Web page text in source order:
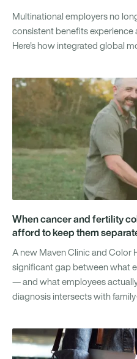
Multinational employers no
consistent benefits experience
Here's how integrated global
When cancer and fertility
afford to keep them
A new Maven Clinic and Color
significant gap between what
— and what employees
diagnosis intersects with